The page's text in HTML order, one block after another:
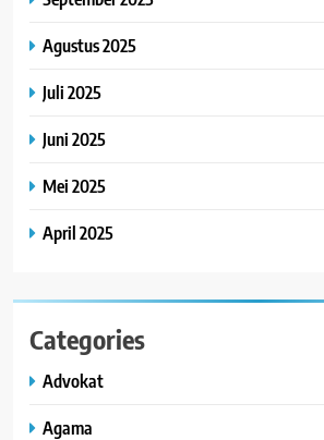
Agustus 2025
Juli 2025
Juni 2025
Mei 2025
April 2025
Categories
Advokat
Agama